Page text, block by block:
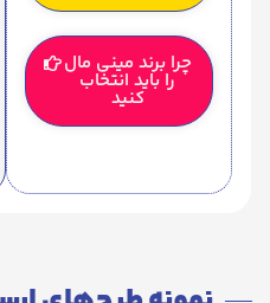
چرا برند مینی مال
را باید انتخاب
کنید